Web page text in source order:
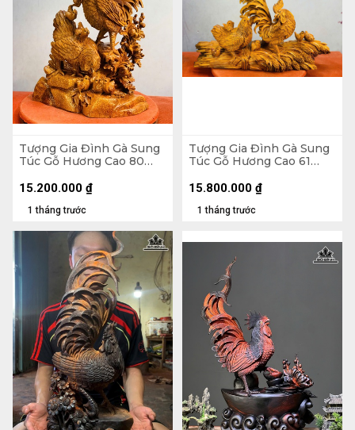
Tượng Gia Đình Gà Sung
Túc Gỗ Hương Cao 80
1 tháng trước
15.200.000 ₫
Tượng Gia Đình Gà Sung
Túc Gỗ Hương Cao 61
1 tháng trước
15.800.000 ₫